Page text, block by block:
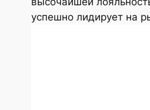
успешно лидирует на